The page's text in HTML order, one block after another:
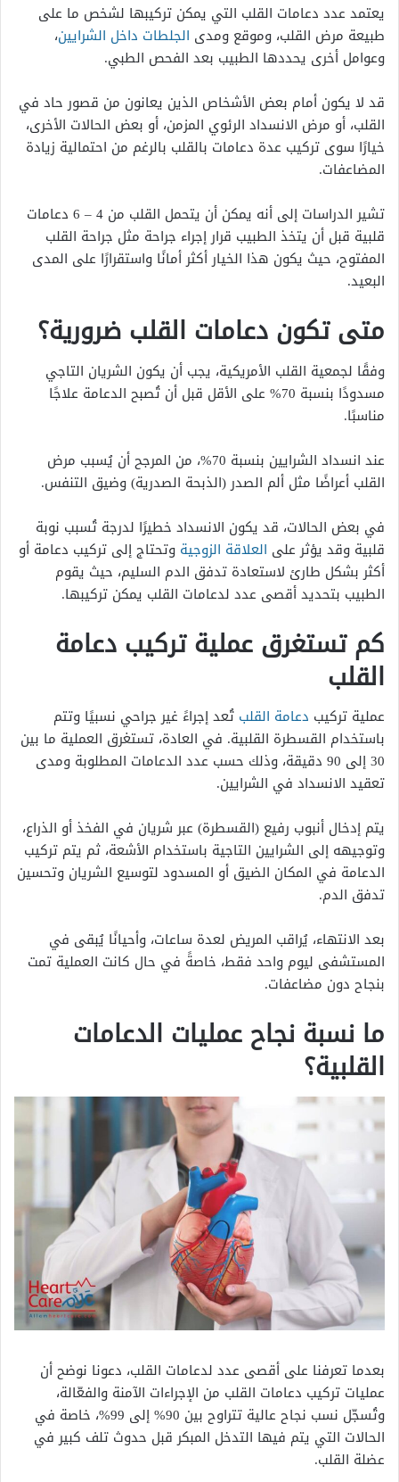
يعتمد عدد دعامات القلب التي يمكن تركيبها لشخص ما على
طبيعة مرض القلب، وموقع ومدى الجلطات داخل الشرايين،
وعوامل أخرى يحددها الطبيب بعد الفحص الطبي.
قد لا يكون أمام بعض الأشخاص الذين يعانون من قصور حاد في
القلب، أو مرض الانسداد الرئوي المزمن، أو بعض الحالات الأخرى،
خيارًا سوى تركيب عدة دعامات بالقلب بالرغم من احتمالية زيادة
المضاعفات.
تشير الدراسات إلى أنه يمكن أن يتحمل القلب من 4 – 6 دعامات
قلبية قبل أن يتخذ الطبيب قرار إجراء جراحة مثل جراحة القلب
المفتوح، حيث يكون هذا الخيار أكثر أمانًا واستقرارًا على المدى
البعيد.
متى تكون دعامات القلب ضرورية؟
وفقًا لجمعية القلب الأمريكية، يجب أن يكون الشريان التاجي
مسدودًا بنسبة 70% على الأقل قبل أن تُصبح الدعامة علاجًا
مناسبًا.
عند انسداد الشرايين بنسبة 70%، من المرجح أن يُسبب مرض
القلب أعراضًا مثل ألم الصدر (الذبحة الصدرية) وضيق التنفس.
في بعض الحالات، قد يكون الانسداد خطيرًا لدرجة تُسبب نوبة
قلبية وقد يؤثر على العلاقة الزوجية وتحتاج إلى تركيب دعامة أو
أكثر بشكل طارئ لاستعادة تدفق الدم السليم، حيث يقوم
الطبيب بتحديد أقصى عدد لدعامات القلب يمكن تركيبها.
كم تستغرق عملية تركيب دعامة
القلب
عملية تركيب دعامة القلب تُعد إجراءً غير جراحي نسبيًا وتتم
باستخدام القسطرة القلبية. في العادة، تستغرق العملية ما بين
30 إلى 90 دقيقة، وذلك حسب عدد الدعامات المطلوبة ومدى
تعقيد الانسداد في الشرايين.
يتم إدخال أنبوب رفيع (القسطرة) عبر شريان في الفخذ أو الذراع،
وتوجيهه إلى الشرايين التاجية باستخدام الأشعة، ثم يتم تركيب
الدعامة في المكان الضيق أو المسدود لتوسيع الشريان وتحسين
تدفق الدم.
بعد الانتهاء، يُراقب المريض لعدة ساعات، وأحيانًا يُبقى في
المستشفى ليوم واحد فقط، خاصةً في حال كانت العملية تمت
بنجاح دون مضاعفات.
ما نسبة نجاح عمليات الدعامات
القلبية؟
بعدما تعرفنا على أقصى عدد لدعامات القلب، دعونا نوضح أن
عمليات تركيب دعامات القلب من الإجراءات الآمنة والفعّالة،
وتُسجّل نسب نجاح عالية تتراوح بين 90% إلى 99%، خاصة في
الحالات التي يتم فيها التدخل المبكر قبل حدوث تلف كبير في
عضلة القلب.